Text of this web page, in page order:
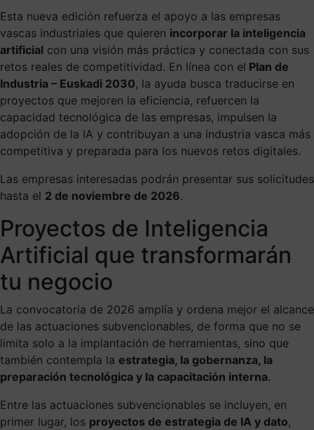
Esta nueva edición refuerza el apoyo a las empresas
vascas industriales que quieren incorporar la inteligencia
artificial con una visión más práctica y conectada con sus
retos reales de competitividad. En línea con el Plan de
Industria – Euskadi 2030, la ayuda busca traducirse en
proyectos que mejoren la eficiencia, refuercen la
capacidad tecnológica de las empresas, impulsen la
adopción de la IA y contribuyan a una industria vasca más
competitiva y preparada para los nuevos retos digitales.
Las empresas interesadas podrán presentar sus solicitudes
hasta el 2 de noviembre de 2026.
Proyectos de Inteligencia
Artificial que transformarán
tu negocio
La convocatoria de 2026 amplía y ordena mejor el alcance
de las actuaciones subvencionables, de forma que no se
limita solo a la implantación de herramientas, sino que
también contempla la estrategia, la gobernanza, la
preparación tecnológica y la capacitación interna.
Entre las actuaciones subvencionables se incluyen, en
primer lugar, los proyectos de estrategia de IA y dato,